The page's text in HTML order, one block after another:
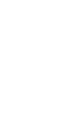
courrier: 22 x 2